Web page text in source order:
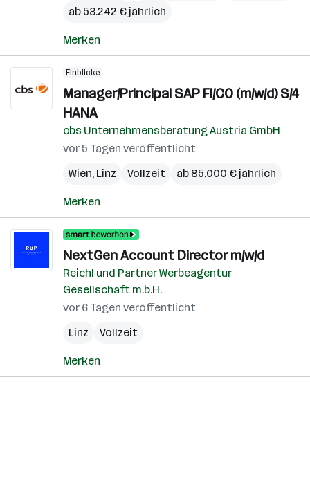
ab 53.242 € jährlich
Merken
Einblicke
Manager/Principal SAP FI/CO (m/w/d) S/4
HANA
cbs Unternehmensberatung Austria GmbH
vor 5 Tagen veröffentlicht
Wien, Linz Vollzeit ab 85.000 € jährlich
Merken
NextGen Account Director m/w/d
Reichl und Partner Werbeagentur
Gesellschaft m.b.H.
vor 6 Tagen veröffentlicht
Linz
Vollzeit
Merken